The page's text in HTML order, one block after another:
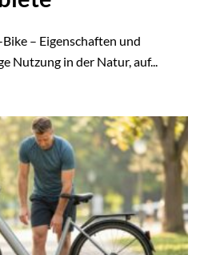
– Eigenschaften und
Nutzung in der Natur, auf...